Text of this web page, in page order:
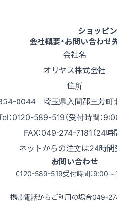
ショッピ
会社概要・お問い合わせ
会社名
オリヤス株式会社
住所
0044 埼玉県入間郡三芳町
：0120-589-519（受付時間：
FAX：049-274-7181（24時
ネットからの注文は24時間
お問い合わせ
0120-589-519受付時間：9:00
携帯電話からご利用の場合049-